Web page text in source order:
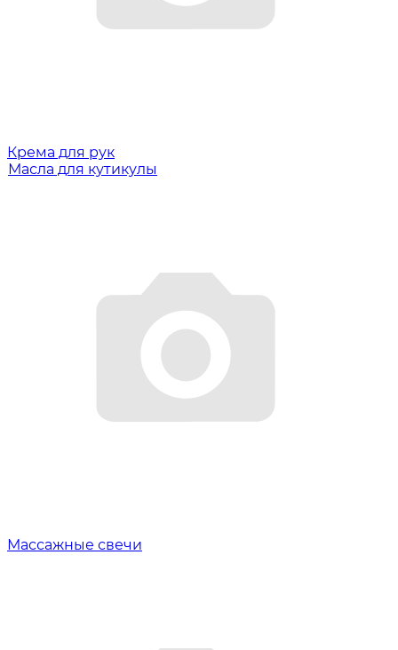
Крема для рук
Масла для кутикулы
Массажные свечи